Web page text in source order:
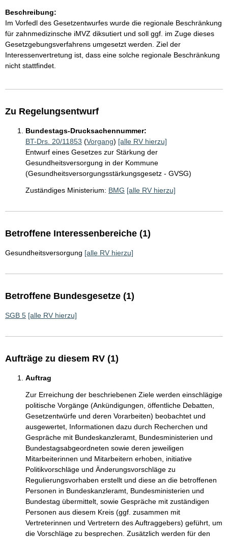
Beschreibung:
Im Vorfedl des Gesetzentwurfes wurde die regionale Beschränkung
für zahnmedizinsche iMVZ diksutiert und soll ggf. im Zuge dieses
Gesetzgebungsverfahrens umgesetzt werden. Ziel der
Interessenvertretung ist, dass eine solche regionale Beschränkung
nicht stattfindet.
Zu Regelungsentwurf
Bundestags-Drucksachennummer:
BT-Drs. 20/11853 (Vorgang) [alle RV hierzu]
Entwurf eines Gesetzes zur Stärkung der
Gesundheitsversorgung in der Kommune
(Gesundheitsversorgungsstärkungsgesetz - GVSG)
Zuständiges Ministerium: BMG [alle RV hierzu]
Betroffene Interessenbereiche (1)
Gesundheitsversorgung [alle RV hierzu]
Betroffene Bundesgesetze (1)
SGB 5 [alle RV hierzu]
Aufträge zu diesem RV (1)
Auftrag
Zur Erreichung der beschriebenen Ziele werden einschlägige
politische Vorgänge (Ankündigungen, öffentliche Debatten,
Gesetzentwürfe und deren Vorarbeiten) beobachtet und
ausgewertet, Informationen dazu durch Recherchen und
Gespräche mit Bundeskanzleramt, Bundesministerien und
Bundestagsabgeordneten sowie deren jeweiligen
Mitarbeiterinnen und Mitarbeitern erhoben, initiative
Politikvorschläge und Änderungsvorschläge zu
Regulierungsvorhaben erstellt und diese an die betroffenen
Personen in Bundeskanzleramt, Bundesministerien und
Bundestag übermittelt, sowie Gespräche mit zuständigen
Personen aus diesem Kreis (ggf. zusammen mit
Vertreterinnen und Vertretern des Auftraggebers) geführt, um
die Vorschläge zu besprechen. Zusätzlich werden für den